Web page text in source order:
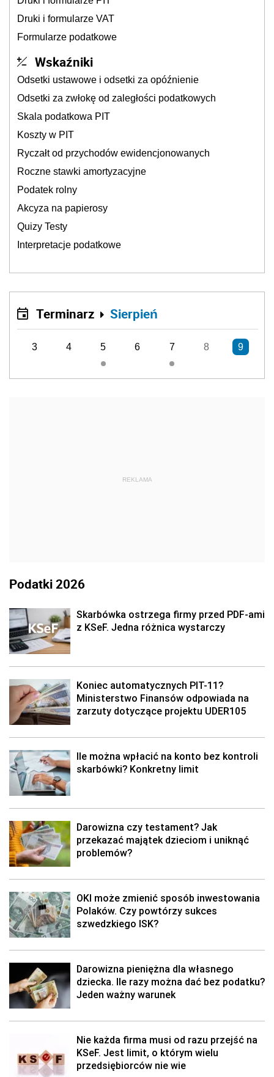
Druki i formularze VAT
Formularze podatkowe
Wskaźniki
Odsetki ustawowe i odsetki za opóźnienie
Odsetki za zwłokę od zaległości podatkowych
Skala podatkowa PIT
Koszty w PIT
Ryczałt od przychodów ewidencjonowanych
Roczne stawki amortyzacyjne
Podatek rolny
Akcyza na papierosy
Quizy Testy
Interpretacje podatkowe
Terminarz Sierpień
3 4 5 6 7 8 9
REKLAMA
Podatki 2026
Skarbówka ostrzega firmy przed PDF-ami
z KSeF. Jedna różnica wystarczy
Koniec automatycznych PIT-11?
Ministerstwo Finansów odpowiada na
zarzuty dotyczące projektu UDER105
Ile można wpłacić na konto bez kontroli
skarbówki? Konkretny limit
Darowizna czy testament? Jak
przekazać majątek dzieciom i uniknąć
problemów?
OKI może zmienić sposób inwestowania
Polaków. Czy powtórzy sukces
szwedzkiego ISK?
Darowizna pieniężna dla własnego
dziecka. Ile razy można dać bez podatku?
Jeden ważny warunek
Nie każda firma musi od razu przejść na
KSeF. Jest limit, o którym wielu
przedsiębiorców nie wie